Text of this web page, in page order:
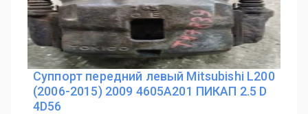
Суппорт передний левый Mitsubishi L200
(2006-2015) 2009 4605A201 ПИКАП 2.5 D
4D56